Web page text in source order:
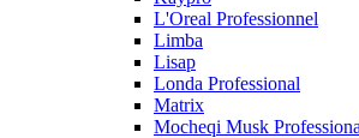
L'Oreal Professionnel
Limba
Lisap
Londa Professional
Matrix
Mocheqi Musk